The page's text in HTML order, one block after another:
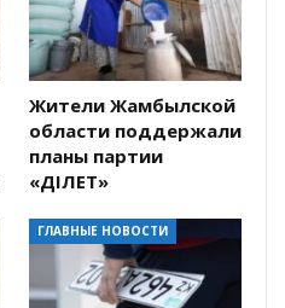
Жители Жамбылской
области поддержали
планы партии
«ӘДІЛЕТ»
ГЛАВНЫЕ НОВОСТИ